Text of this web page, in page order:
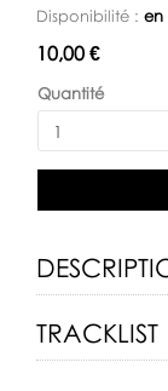
Disponibilité : en
Disponibilité:
10,00 €
Quantité
TRACKLIST